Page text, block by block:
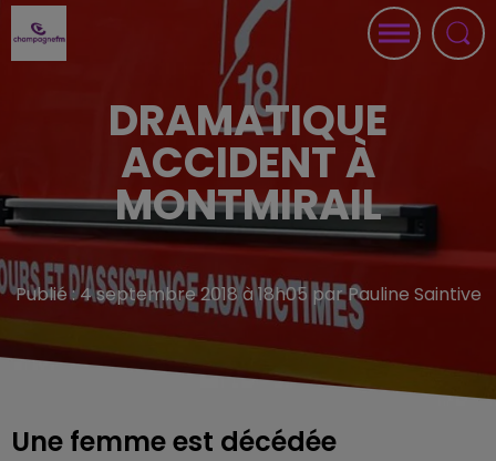
DRAMATIQUE
ACCIDENT À
MONTMIRAIL
Publié : 4 septembre 2018 à 18h05 par Pauline Saintive
Une femme est décédée